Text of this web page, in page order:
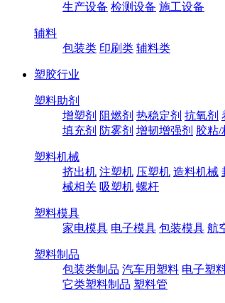
生产设备 检测设备 施工设备
辅料
包装类 印刷类 辅料类
塑胶行业
塑料助剂
增塑剂 阻燃剂 热稳定剂 抗氧剂
填充剂 防雾剂 增韧增强剂 胶粘/
塑料机械
挤出机 注塑机 压塑机 造料机械
械相关 吸塑机 螺杆
塑料模具
家电模具 电子模具 包装模具 航
塑料制品
包装类制品 汽车用塑料 电子塑
它类塑料制品 塑料管